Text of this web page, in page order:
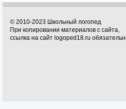
© 2010-2023 Школьный логопед
При копировании материалов с сайта,
ссылка на сайт logoped18.ru